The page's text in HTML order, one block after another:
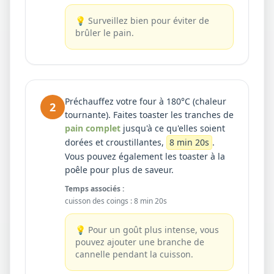
💡 Surveillez bien pour éviter de
brûler le pain.
2
Préchauffez votre four à 180°C (chaleur
tournante). Faites toaster les tranches de
pain complet jusqu'à ce qu'elles soient
dorées et croustillantes, 8 min 20s .
Vous pouvez également les toaster à la
poêle pour plus de saveur.
Temps associés :
cuisson des coings :8 min 20s
💡 Pour un goût plus intense, vous
pouvez ajouter une branche de
cannelle pendant la cuisson.